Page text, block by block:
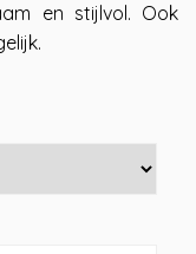
en stijlvol. Ook